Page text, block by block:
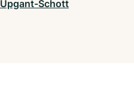
Upgant-Schott